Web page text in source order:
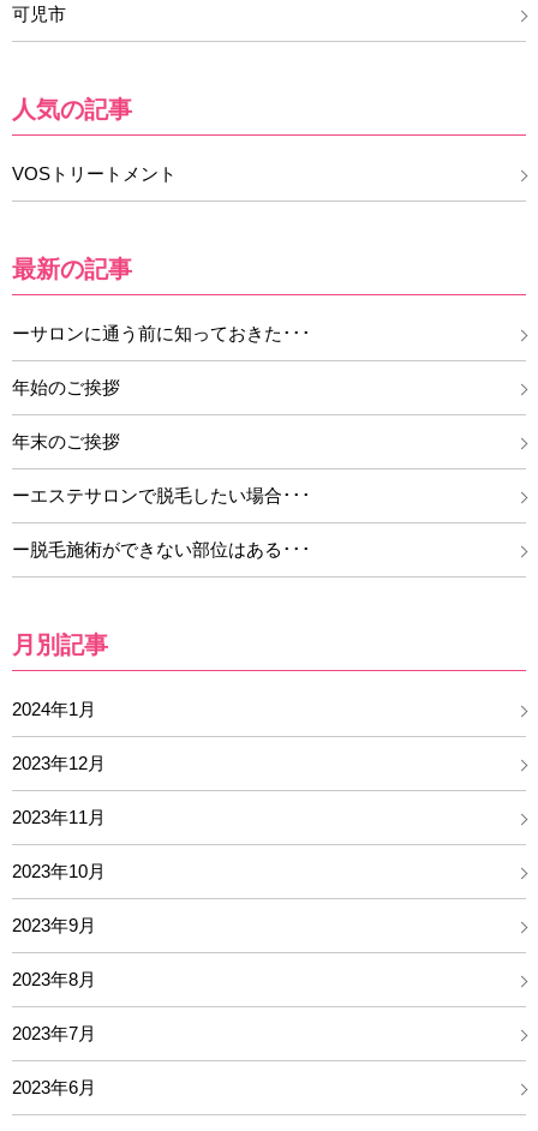
可児市
人気の記事
VOSトリートメント
最新の記事
ーサロンに通う前に知っておきた･･･
年始のご挨拶
年末のご挨拶
ーエステサロンで脱毛したい場合･･･
ー脱毛施術ができない部位はある･･･
月別記事
2024年1月
2023年12月
2023年11月
2023年10月
2023年9月
2023年8月
2023年7月
2023年6月